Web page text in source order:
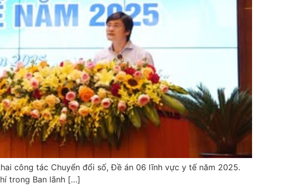
công tác Chuyển đổi số, Đề án 06 lĩnh vực y tế năm 2025.
trong Ban lãnh […]